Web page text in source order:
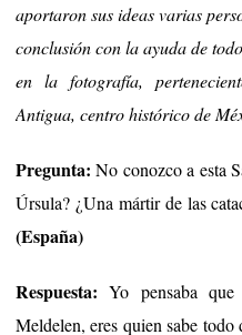
aportaron sus ideas varias
conclusión con la ayuda de
en la fotografía,
Antigua, centro histórico de
Pregunta: No conozco a esta
Úrsula? ¿Una mártir de las
(España)
Respuesta: Yo pensaba
Meldelen, eres quien sabe